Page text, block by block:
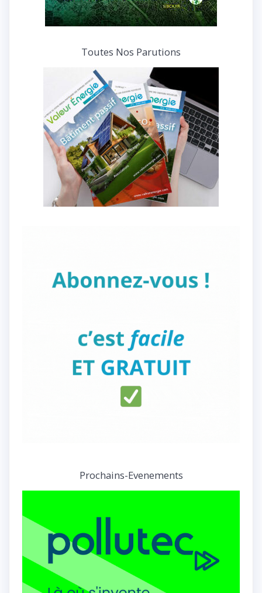
Toutes Nos Parutions
Prochains-Evenements